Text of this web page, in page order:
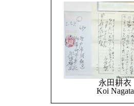
永田耕衣
Koi Nagata